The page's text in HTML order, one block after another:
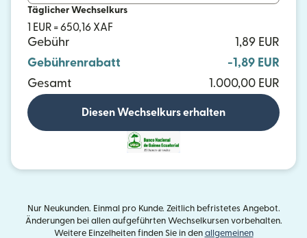
Täglicher Wechselkurs
1 EUR = 650,16 XAF
Gebühr
1,89 EUR
Gebührenrabatt
-1,89 EUR
Gesamt
1.000,00 EUR
Diesen Wechselkurs erhalten
Nur Neukunden. Einmal pro Kunde. Zeitlich befristetes Angebot.
Änderungen bei allen aufgeführten Wechselkursen vorbehalten.
Weitere Einzelheiten finden Sie in den allgemeinen